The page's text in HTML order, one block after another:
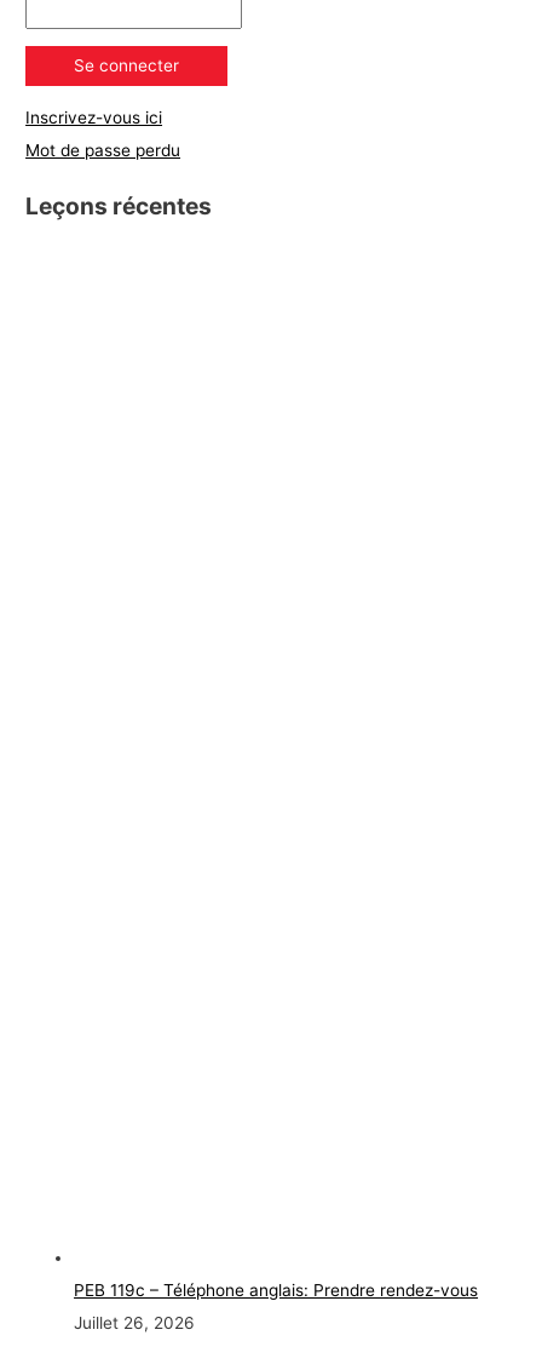
Inscrivez-vous ici
Mot de passe perdu
Leçons récentes
PEB 119c – Téléphone anglais: Prendre rendez-vous
Juillet 26, 2026